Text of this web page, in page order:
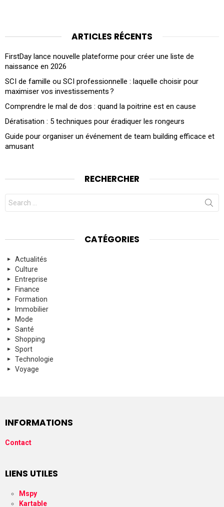
ARTICLES RÉCENTS
FirstDay lance nouvelle plateforme pour créer une liste de
naissance en 2026
SCI de famille ou SCI professionnelle : laquelle choisir pour
maximiser vos investissements ?
Comprendre le mal de dos : quand la poitrine est en cause
Dératisation : 5 techniques pour éradiquer les rongeurs
Guide pour organiser un événement de team building efficace et
amusant
RECHERCHER
Search
for:
CATÉGORIES
Actualités
Culture
Entreprise
Finance
Formation
Immobilier
Mode
Santé
Shopping
Sport
Technologie
Voyage
INFORMATIONS
Contact
LIENS UTILES
Mspy
Kartable